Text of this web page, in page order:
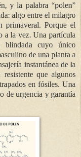
y la palabra “polen”
algo entre el milagro
primaveral. Porque el
a la vez. Una partícula
blindada cuyo único
de una planta a
instantánea de la
que algunos
en fósiles. Una
de urgencia y garantía